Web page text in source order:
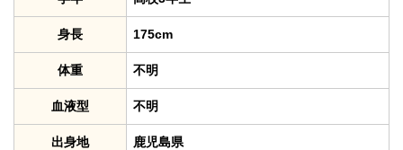
身長 175cm
体重 不明
血液型 不明
出身地 鹿児島県